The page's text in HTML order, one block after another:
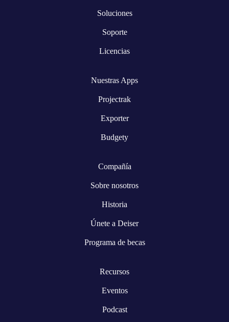
Soluciones
Soporte
Licencias
Nuestras Apps
Projectrak
Exporter
Budgety
Compañía
Sobre nosotros
Historia
Únete a Deiser
Programa de becas
Recursos
Eventos
Podcast